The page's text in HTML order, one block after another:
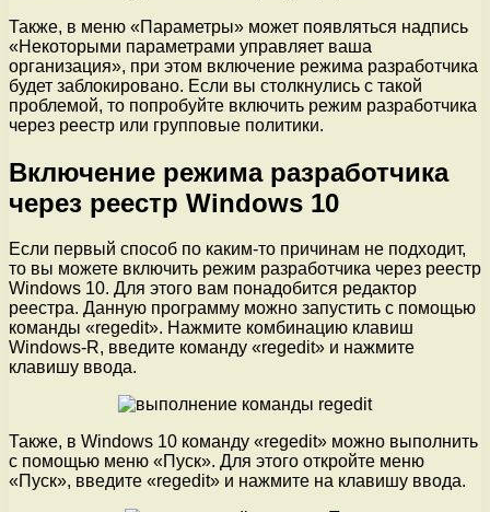
Также, в меню «Параметры» может появляться надпись
«Некоторыми параметрами управляет ваша
организация», при этом включение режима разработчика
будет заблокировано. Если вы столкнулись с такой
проблемой, то попробуйте включить режим разработчика
через реестр или групповые политики.
Включение режима разработчика
через реестр Windows 10
Если первый способ по каким-то причинам не подходит,
то вы можете включить режим разработчика через реестр
Windows 10. Для этого вам понадобится редактор
реестра. Данную программу можно запустить с помощью
команды «regedit». Нажмите комбинацию клавиш
Windows-R, введите команду «regedit» и нажмите
клавишу ввода.
Также, в Windows 10 команду «regedit» можно выполнить
с помощью меню «Пуск». Для этого откройте меню
«Пуск», введите «regedit» и нажмите на клавишу ввода.